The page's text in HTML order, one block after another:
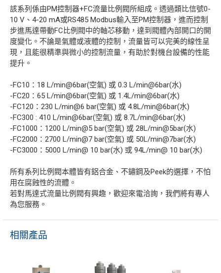
該系列係由PM控制器+FC流量比例閥所組成。透過類比信號0-
10 V、4-20 mA或RS485 Modbus輸入至PM控制器，進而控制
步進馬達帶動FC比例閥中的軸芯移動，達到閥體內部開口的開
度變化。不論是氣體或液體的控制，流量皆可以完美的線性呈
現，且能很精準與微小的控制流量，有助於對機台設備的性能
提升。
-FC10：18 L/min@6bar(空氣) 或 0.3 L/min@6bar(水)
-FC20：65 L/min@6bar(空氣) 或 1.4L/min@6bar(水)
-FC120：230 L/min@6 bar(空氣) 或 4.8L/min@6bar(水)
-FC300 : 410 L/min@6bar(空氣) 或 8.7L/min@6bar(水)
-FC1000：1200 L/min@5 bar(空氣) 或 28L/min@5bar(水)
-FC2000：2700 L/min@7 bar(空氣) 或 50L/min@7bar(水)
-FC3000：5000 L/min@ 10 bar(水) 或 94L/min@ 10 bar(水)
所有系列比例閥本體皆有鋁合金、不鏽鋼及Peek的選擇，不怕
用在腐蝕性的流體。
若對馬達式流量比例閥有興趣，歡迎來電洽詢，我們將有專人
為您服務。
相關產品